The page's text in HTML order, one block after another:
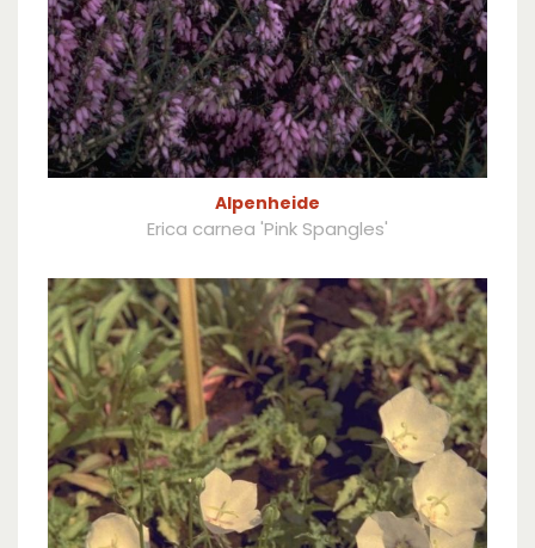
Alpenheide
Erica carnea 'Pink Spangles'